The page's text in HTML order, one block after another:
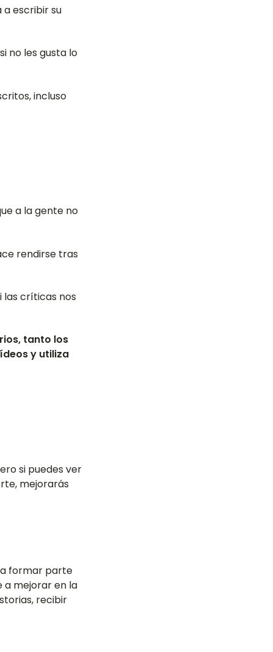
escribir su
no les gusta lo
incluso
a la gente no
rendirse tras
las críticas nos
tanto los
y utiliza
si puedes ver
mejorarás
formar parte
a mejorar en la
recibir